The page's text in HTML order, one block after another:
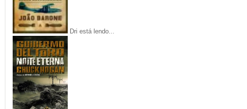
Dri está lendo...